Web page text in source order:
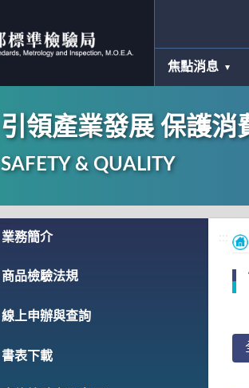
焦點消息
引領產業發展 保護消
SAFETY & QUALITY
業務簡介
商品檢驗法規
線上申辦與查詢
書表下載